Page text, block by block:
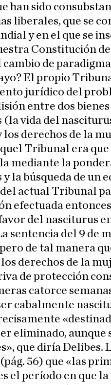
han sido
liberales, que se
y en el que se
Constitución de
cambio de
El propio
jurídico del
entre dos
vida del
los derechos de la
Tribunal era
mediante la
la búsqueda de un
actual Tribunal
efectuada
del nasciturus
sentencia del 9 de
de tal manera
derechos de la
de protección
catorce
cabalmente
eliminado, aunque
que diría Delibes.
56) que «las
el período en que